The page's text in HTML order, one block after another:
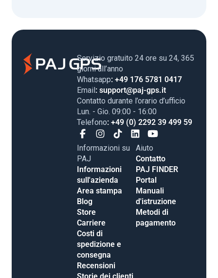
Servizio gratuito 24 ore su 24, 365
giorni all’anno
Whatsapp: +49 176 5781 0417
Email: support@paj-gps.it
Contatto durante l’orario d’ufficio
Lun. - Gio. 09:00 - 16:00
Telefono: +49 (0) 2292 39 499 59
Informazioni su
PAJ
Informazioni
sull'azienda
Area stampa
Blog
Store
Carriere
Costi di
spedizione e
consegna
Recensioni
Aiuto
Contatto
PAJ FINDER
Portal
Manuali
d'istruzione
Metodi di
pagamento